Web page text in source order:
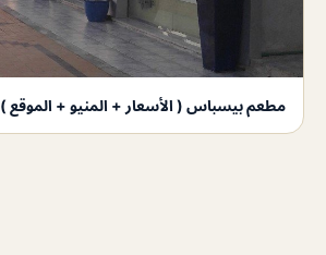
مطعم بيسباس ( الأسعار + المنيو + الموقع )